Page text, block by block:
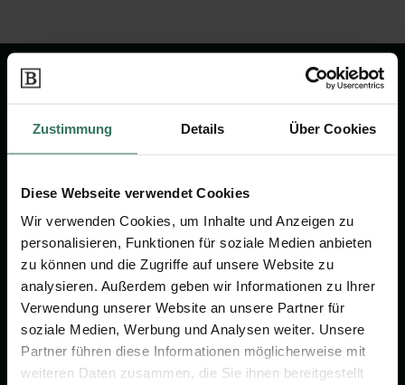
Zustimmung Details Über Cookies
Diese Webseite verwendet Cookies
Wir verwenden Cookies, um Inhalte und Anzeigen zu
personalisieren, Funktionen für soziale Medien anbieten
zu können und die Zugriffe auf unsere Website zu
analysieren. Außerdem geben wir Informationen zu Ihrer
Verwendung unserer Website an unsere Partner für
soziale Medien, Werbung und Analysen weiter. Unsere
Partner führen diese Informationen möglicherweise mit
weiteren Daten zusammen, die Sie ihnen bereitgestellt
Wir sind Ihr Ansprechpartner rund
um das Thema Bestattung &
Vorsorge.
Jetzt beraten lassen
FÜR SIE
Vergleich
Ratgeber
Verzeichnis
FÜR BESTATTER
Online-Portal
Kostenlos registrieren